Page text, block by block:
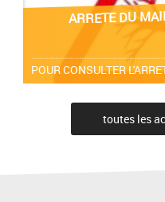
ARRETE DU
toutes les